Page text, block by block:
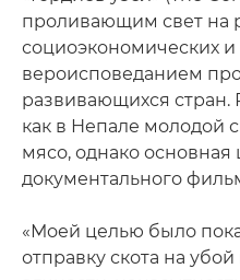
проливающим свет на
социоэкономических и
вероисповеданием
развивающихся стран.
как в Непале молодой
мясо, однако основная
документального
«Моей целью было
отправку скота на